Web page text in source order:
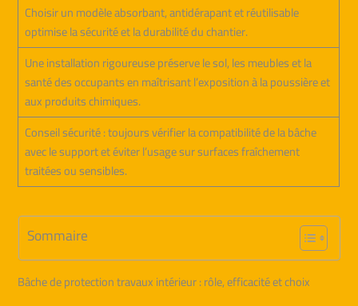
Choisir un modèle absorbant, antidérapant et réutilisable
optimise la sécurité et la durabilité du chantier.
Une installation rigoureuse préserve le sol, les meubles et la
santé des occupants en maîtrisant l’exposition à la poussière et
aux produits chimiques.
Conseil sécurité : toujours vérifier la compatibilité de la bâche
avec le support et éviter l’usage sur surfaces fraîchement
traitées ou sensibles.
Sommaire
Bâche de protection travaux intérieur : rôle, efficacité et choix